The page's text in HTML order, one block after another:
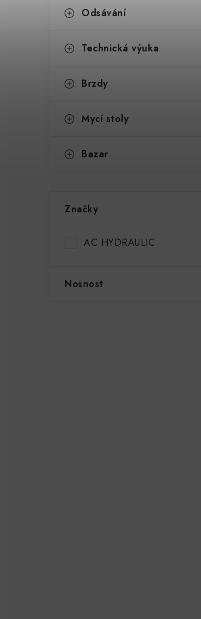
Odsávání
Technická výuka
Brzdy
Mycí stoly
Bazar
Značky
AC HYDRAULIC
Nosnost